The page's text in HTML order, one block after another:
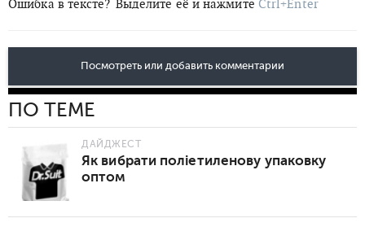
Ошибка в тексте? Выделите её и нажмите Ctrl+Enter
Посмотреть или добавить комментарии
ПО ТЕМЕ
ДАЙДЖЕСТ
Як вибрати поліетиленову упаковку
оптом